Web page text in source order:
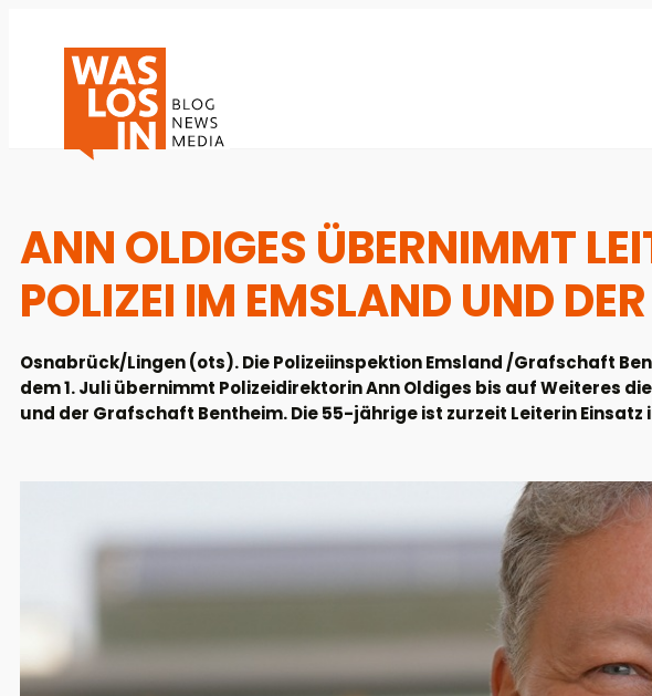
ANN OLDIGES ÜBERNIMMT
POLIZEI IM EMSLAND UND
Osnabrück/Lingen (ots). Die Polizeiinspektion Emsland /Grafschaft
dem 1. Juli übernimmt Polizeidirektorin Ann Oldiges bis auf Weiteres
und der Grafschaft Bentheim. Die 55-jährige ist zurzeit Leiterin Einsatz